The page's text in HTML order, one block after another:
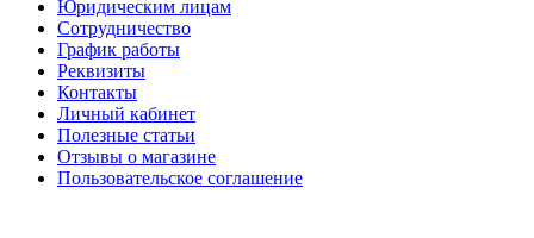
Юридическим лицам
Сотрудничество
График работы
Реквизиты
Контакты
Личный кабинет
Полезные статьи
Отзывы о магазине
Пользовательское соглашение